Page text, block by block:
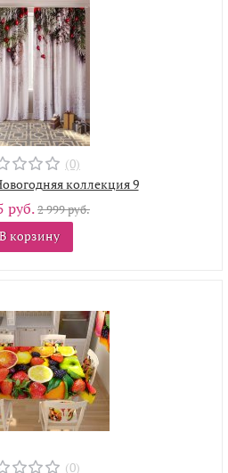
(0)
коллекция 9
руб.2 999 руб.
В корзину
(0)